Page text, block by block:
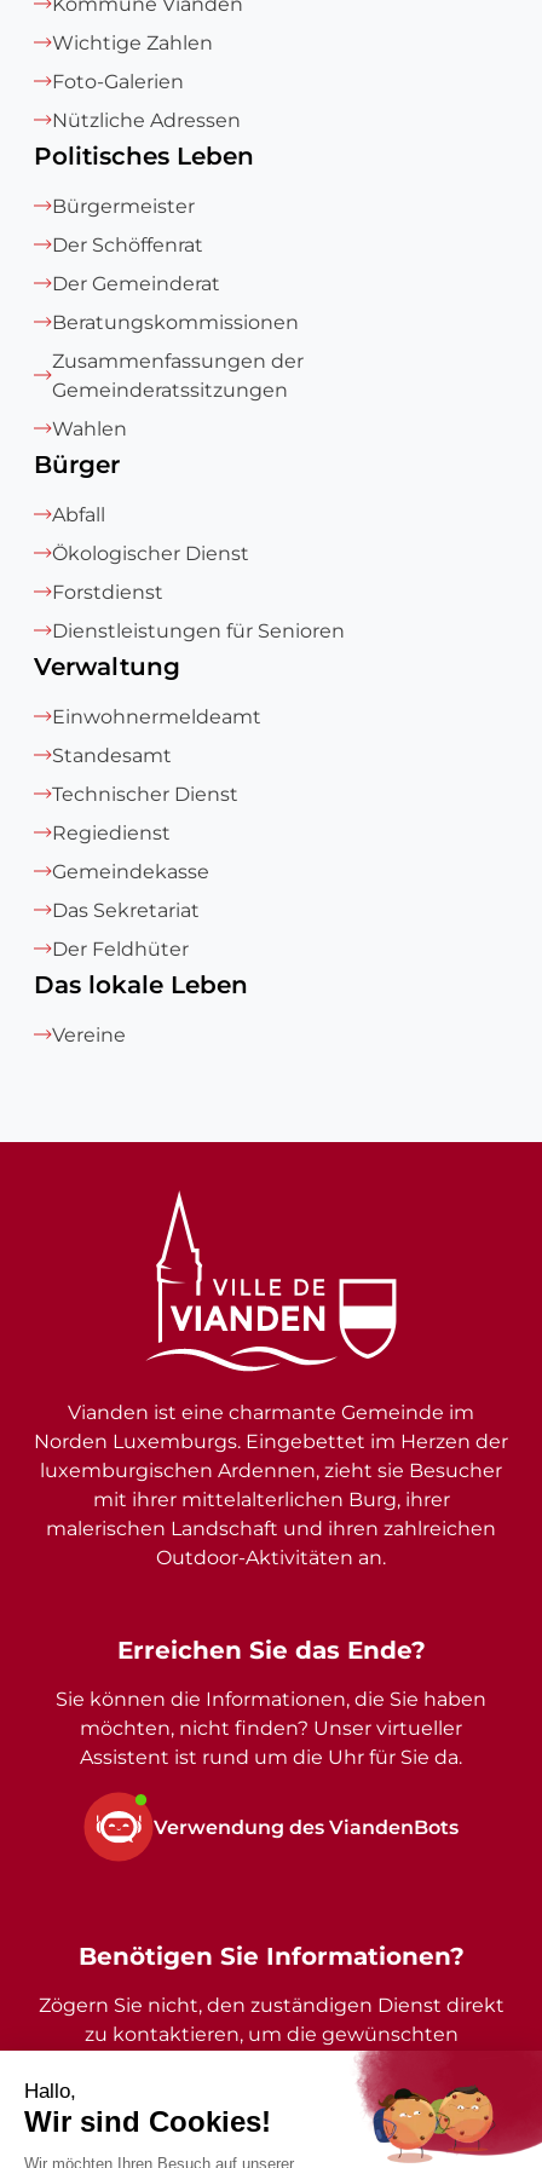
Wichtige Zahlen
Foto-Galerien
Nützliche Adressen
Politisches Leben
Bürgermeister
Der Schöffenrat
Der Gemeinderat
Beratungskommissionen
Zusammenfassungen der
Gemeinderatssitzungen
Wahlen
Bürger
Abfall
Ökologischer Dienst
Forstdienst
Dienstleistungen für Senioren
Verwaltung
Einwohnermeldeamt
Standesamt
Technischer Dienst
Regiedienst
Gemeindekasse
Das Sekretariat
Der Feldhüter
Das lokale Leben
Vereine
Erreichen Sie das Ende?
Sie können die Informationen, die Sie haben
möchten, nicht finden? Unser virtueller
Assistent ist rund um die Uhr für Sie da.
Verwendung des ViandenBots
Vianden ist eine charmante Gemeinde im
Norden Luxemburgs. Eingebettet im Herzen der
luxemburgischen Ardennen, zieht sie Besucher
mit ihrer mittelalterlichen Burg, ihrer
malerischen Landschaft und ihren zahlreichen
Outdoor-Aktivitäten an.
Benötigen Sie Informationen?
Zögern Sie nicht, den zuständigen Dienst direkt
zu kontaktieren, um die gewünschten
Auskünfte zu erhalten.
2026 - Gemeinde Vianden - Alle Rechte vorbehalten